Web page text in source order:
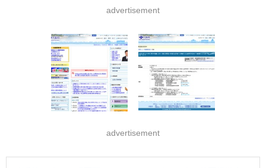
advertisement
advertisement